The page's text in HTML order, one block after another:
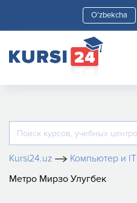
Kursi24.uz Компьютер и IT
Метро Мирзо Улугбек